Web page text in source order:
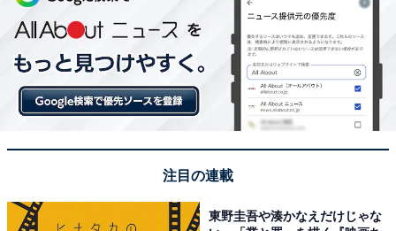
注目の連載
東野圭吾や湊かなえだけじゃな